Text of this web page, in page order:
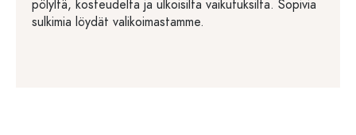
pölyltä, kosteudelta ja ulkoisilta vaikutuksilta. Sopivia
sulkimia löydät valikoimastamme.